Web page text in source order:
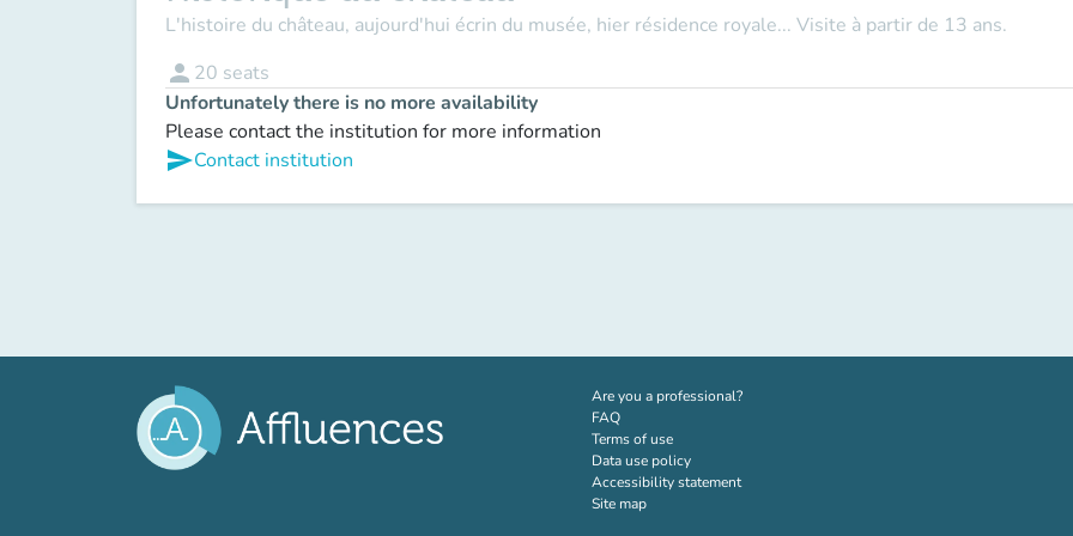
L'histoire du château, aujourd'hui écrin du musée, hier résidence royale... Visite à partir de 13 ans.
person 20 seats
Unfortunately there is no more availability
Please contact the institution for more information
sendContact institution
Are you a professional?(new tab)
FAQ
Terms of use
Data use policy
Accessibility statement
Site map